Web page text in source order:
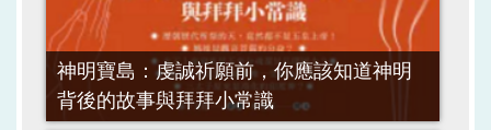
神明寶島：虔誠祈願前，你應該知道神明
背後的故事與拜拜小常識